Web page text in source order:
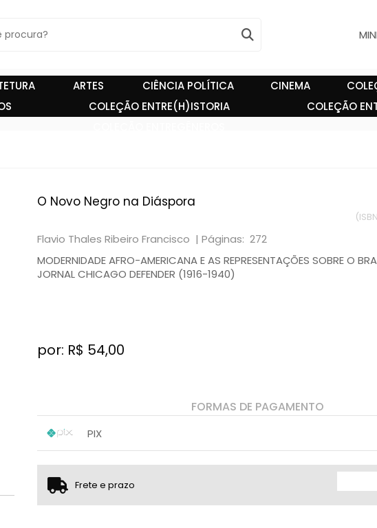
ARTES CIÊNCIA POLÍTICA CINEMA
COLEÇÃO ENTRE(H)ISTORIA
COLEÇÃO
O Novo Negro na Diáspora
Flavio Thales Ribeiro Francisco | Páginas: 272
MODERNIDADE AFRO-AMERICANA E AS REPRESENTAÇÕES SOBRE O
JORNAL CHICAGO DEFENDER (1916-1940)
por: R$ 54,00
FORMAS DE PAGAMENTO
PIX
... ....
Frete e prazo